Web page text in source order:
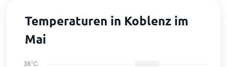
Temperaturen in Koblenz im
Mai